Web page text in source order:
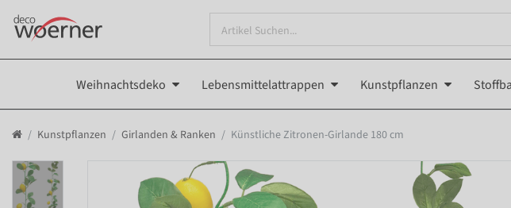
Weihnachtsdeko Lebensmittelattrappen Kunstpflanzen
Kunstpflanzen Girlanden & Ranken Künstliche Zitronen-Girlande 180 cm